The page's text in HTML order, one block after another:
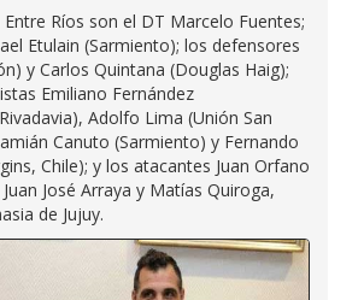
Ríos son el DT Marcelo Fuentes;
Etulain (Sarmiento); los defensores
y Carlos Quintana (Douglas Haig);
Emiliano Fernández
Adolfo Lima (Unión San
Canuto (Sarmiento) y Fernando
Chile); y los atacantes Juan Orfano
José Arraya y Matías Quiroga,
de Jujuy.